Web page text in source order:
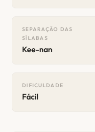
SEPARAÇÃO DAS
SÍLABAS
Kee-nan
DIFICULDADE
Fácil